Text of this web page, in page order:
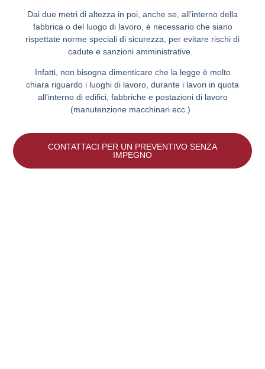
Dai due metri di altezza in poi, anche se, all’interno della
fabbrica o del luogo di lavoro, è necessario che siano
rispettate norme speciali di sicurezza, per evitare rischi di
cadute e sanzioni amministrative.
Infatti, non bisogna dimenticare che la legge è molto
chiara riguardo i luoghi di lavoro, durante i lavori in quota
all’interno di edifici, fabbriche e postazioni di lavoro
(manutenzione macchinari ecc.)
CONTATTACI PER UN PREVENTIVO SENZA
IMPEGNO